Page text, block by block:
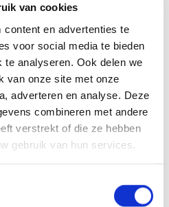
van cookies
en advertenties te
voor social media te bieden
te analyseren. Ook delen we
van onze site met onze
adverteren en analyse. Deze
combineren met andere
verstrekt of die ze hebben
gebruik van hun services.
Cássio Pereira dos
is op vrijdag 19 maart
ook op zondag 21
Kaartjes zijn te koop
Filmdagen
Award wordt dit jaar voor
, Arturo Montenegro,